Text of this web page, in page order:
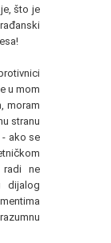
što je
u mom
moram
stranu
- ako se
radi ne
dijalog